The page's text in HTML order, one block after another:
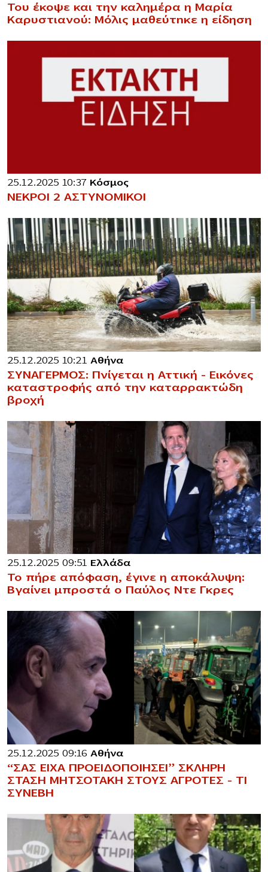
Του έκοψε και την καλημέρα η Μαρία
Καρυστιανού: Μόλις μαθεύτnκε η είδηση
25.12.2025 10:37 Κόσμος
ΝΕΚΡΟΙ 2 ΑΣΤΥΝΟΜΙΚΟΙ
25.12.2025 10:21 Αθήνα
ΣΥΝΑΓΕΡΜΟΣ: Πνίγεται η Αττική – Εικόνες
καταστροφής από την καταρρακτώδη
βροχή
25.12.2025 09:51 Ελλάδα
Το πήρε απόφαση, έγινε η αποκάλυψη:
Βγαίνει μπροστά ο Παύλος Ντε Γκρες
25.12.2025 09:16 Αθήνα
“ΣΑΣ ΕΙΧΑ ΠΡΟΕΙΔΟΠΟΙΗΣΕΙ” ΣΚΛΗΡΗ
ΣΤΑΣΗ ΜΗΤΣΟΤΑΚΗ ΣΤΟΥΣ ΑΓΡΟΤΕΣ – ΤΙ
ΣΥΝΕΒΗ